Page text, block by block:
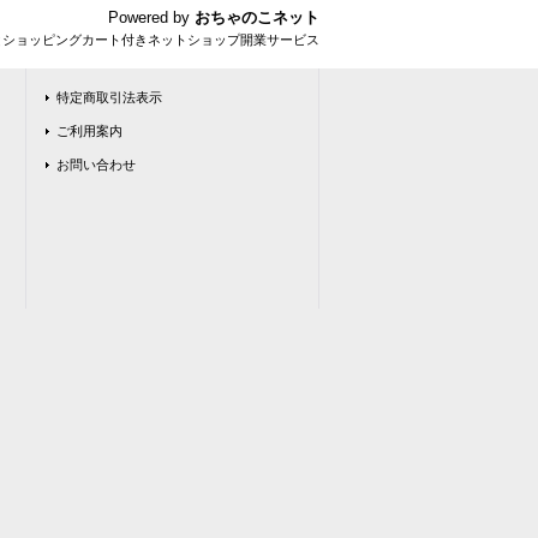
Powered by おちゃのこネット
ョッピングカート付きネットショップ開業サービス
特定商取引法表示
ご利用案内
お問い合わせ